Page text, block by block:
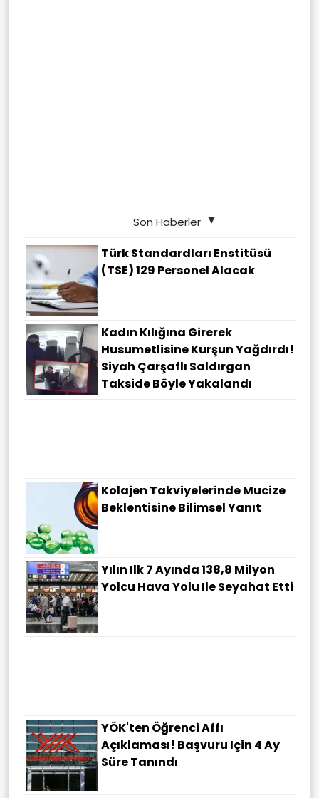
Son Haberler
Türk Standardları Enstitüsü
(TSE) 129 Personel Alacak
Kadın Kılığına Girerek
Husumetlisine Kurşun Yağdırdı!
Siyah Çarşaflı Saldırgan
Takside Böyle Yakalandı
Kolajen Takviyelerinde Mucize
Beklentisine Bilimsel Yanıt
Yılın Ilk 7 Ayında 138,8 Milyon
Yolcu Hava Yolu Ile Seyahat Etti
YÖK'ten Öğrenci Affı
Açıklaması! Başvuru Için 4 Ay
Süre Tanındı